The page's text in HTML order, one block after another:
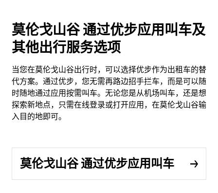
莫伦戈山谷 通过优步应用叫车及
其他出行服务选项
当您在莫伦戈山谷出行时，可以选择优步作为出租车的替
代方案。通过优步，您无需再路边招手拦车，而是可以随
时随地通过应用按需叫车。无论您是从机场叫车，还是想
探索新地点，只需在线登录或打开应用，在莫伦戈山谷输
入目的地即可。
莫伦戈山谷 通过优步应用叫车